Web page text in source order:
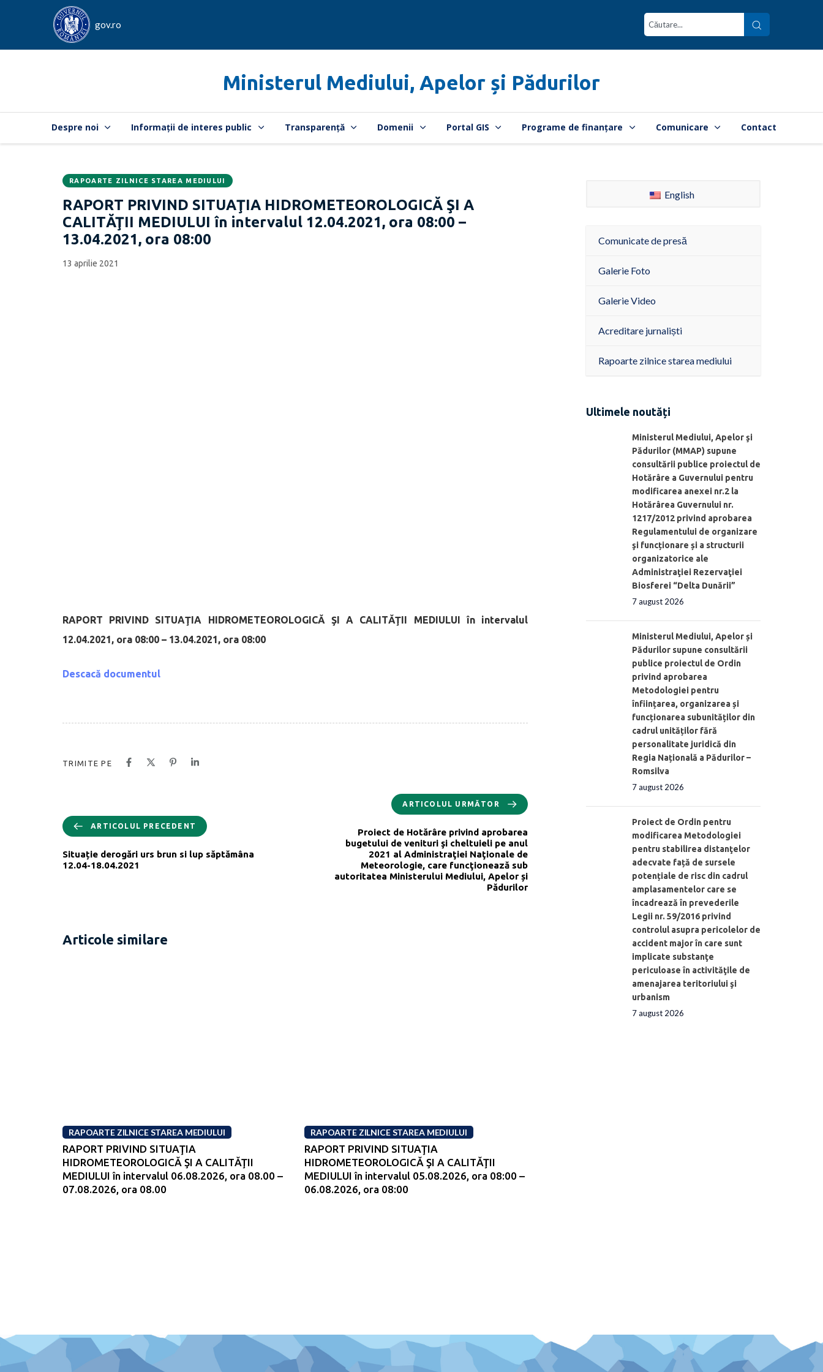
gov.ro
Ministerul Mediului, Apelor și Pădurilor
Despre noi Informații de interes public Transparență Domenii Portal GIS Programe de finanțare Comunicare Contact
CATEGORIA:
RAPOARTE ZILNICE STAREA MEDIULUI
RAPORT PRIVIND SITUAŢIA HIDROMETEOROLOGICĂ ŞI A
CALITĂŢII MEDIULUI în intervalul 12.04.2021, ora 08:00 –
13.04.2021, ora 08:00
Data
publicării:
13 aprilie 2021
RAPORT PRIVIND SITUAŢIA HIDROMETEOROLOGICĂ ŞI A CALITĂŢII MEDIULUI în intervalul
12.04.2021, ora 08:00 – 13.04.2021, ora 08:00
Descacă documentul
TRIMITE PE
ARTICOLUL PRECEDENT
Situație derogări urs brun si lup săptămâna
12.04-18.04.2021
ARTICOLUL URMĂTOR
Proiect de Hotărâre privind aprobarea
bugetului de venituri şi cheltuieli pe anul
2021 al Administraţiei Naţionale de
Meteorologie, care funcţionează sub
autoritatea Ministerului Mediului, Apelor și
Pădurilor
Articole similare
RAPOARTE ZILNICE STAREA MEDIULUI
RAPORT PRIVIND SITUAŢIA
HIDROMETEOROLOGICĂ ŞI A CALITĂŢII
MEDIULUI în intervalul 06.08.2026, ora 08.00 –
07.08.2026, ora 08.00
RAPOARTE ZILNICE STAREA MEDIULUI
RAPORT PRIVIND SITUAŢIA
HIDROMETEOROLOGICĂ ŞI A CALITĂŢII
MEDIULUI în intervalul 05.08.2026, ora 08:00 –
06.08.2026, ora 08:00
English
Comunicate de presă
Galerie Foto
Galerie Video
Acreditare jurnaliști
Rapoarte zilnice starea mediului
Ultimele noutăți
Ministerul Mediului, Apelor şi
Pădurilor (MMAP) supune
consultării publice proiectul de
Hotărâre a Guvernului pentru
modificarea anexei nr.2 la
Hotărârea Guvernului nr.
1217/2012 privind aprobarea
Regulamentului de organizare
şi funcționare și a structurii
organizatorice ale
Administraţiei Rezervaţiei
Biosferei “Delta Dunării”
7 august 2026
Ministerul Mediului, Apelor și
Pădurilor supune consultării
publice proiectul de Ordin
privind aprobarea
Metodologiei pentru
înființarea, organizarea și
funcționarea subunităților din
cadrul unităților fără
personalitate juridică din
Regia Națională a Pădurilor –
Romsilva
7 august 2026
Proiect de Ordin pentru
modificarea Metodologiei
pentru stabilirea distanţelor
adecvate față de sursele
potențiale de risc din cadrul
amplasamentelor care se
încadrează în prevederile
Legii nr. 59/2016 privind
controlul asupra pericolelor de
accident major în care sunt
implicate substanţe
periculoase în activităţile de
amenajarea teritoriului şi
urbanism
7 august 2026